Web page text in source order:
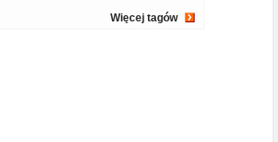
Więcej tagów